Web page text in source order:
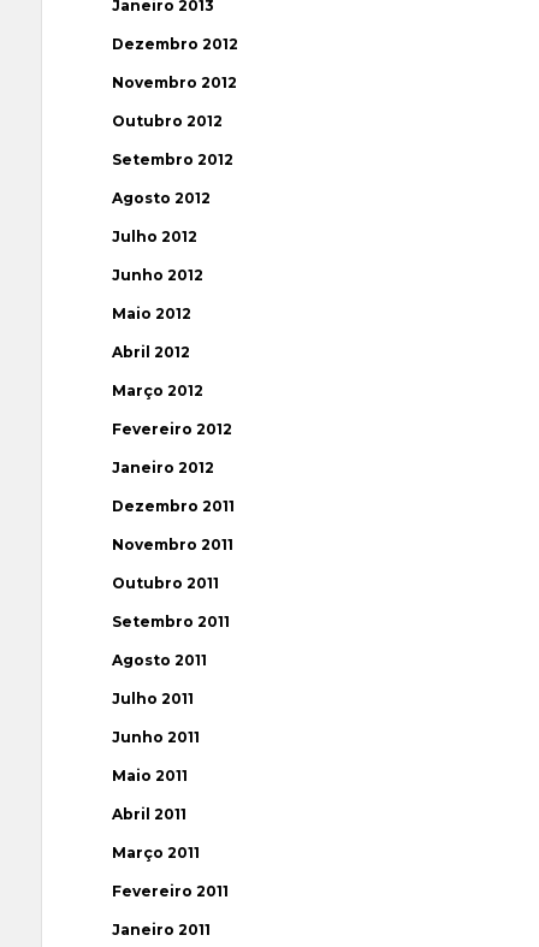
Janeiro 2013
Dezembro 2012
Novembro 2012
Outubro 2012
Setembro 2012
Agosto 2012
Julho 2012
Junho 2012
Maio 2012
Abril 2012
Março 2012
Fevereiro 2012
Janeiro 2012
Dezembro 2011
Novembro 2011
Outubro 2011
Setembro 2011
Agosto 2011
Julho 2011
Junho 2011
Maio 2011
Abril 2011
Março 2011
Fevereiro 2011
Janeiro 2011